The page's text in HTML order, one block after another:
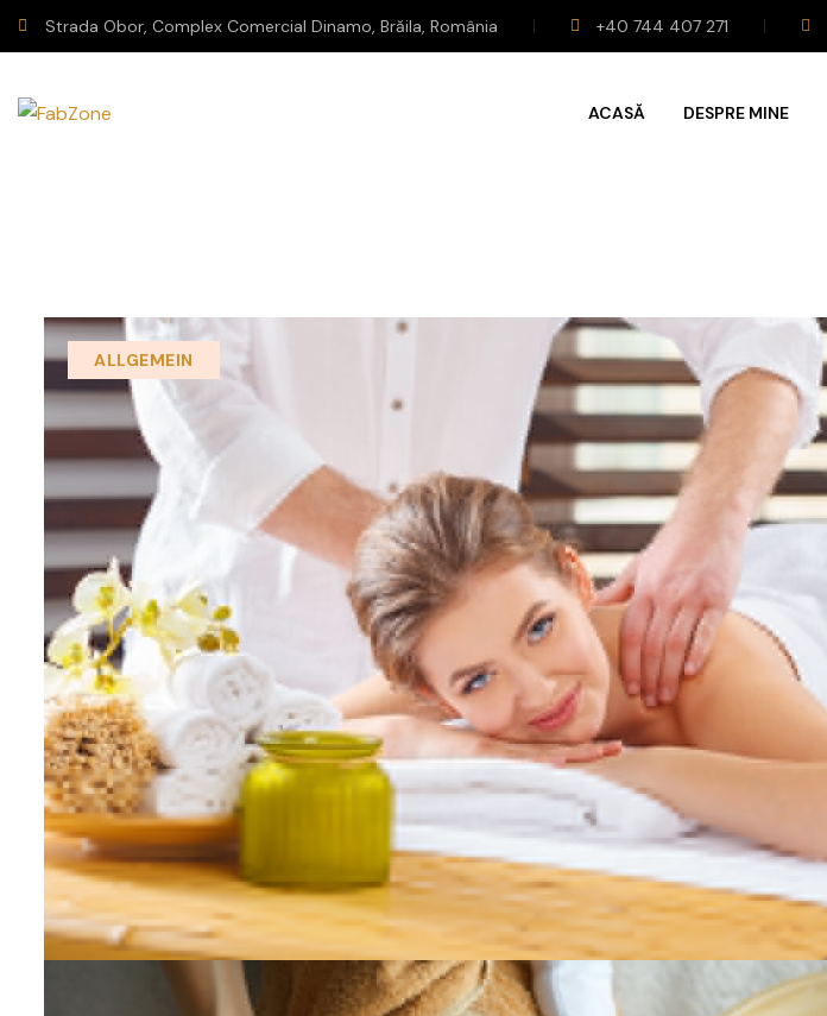
Strada Obor, Complex Comercial Dinamo, Brăila, România +40 744 407 271
ACASĂ DESPRE MINE
ALLGEMEIN